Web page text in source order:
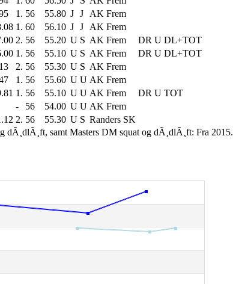
1. 56 55.80 J J
AK Frem
1. 60 56.10 J J
AK Frem
2. 56 55.20 U S AK Frem
DR U DL+TOT
1. 56 55.10 U S AK Frem
DR U DL+TOT
2. 56 55.30 U S AK Frem
1. 56 55.60 U U AK Frem
1. 56 55.10 U U AK Frem
DR U TOT
- 56 54.00 U U AK Frem
2. 56 55.30 U S Randers SK
dÃ¸dlÃ¸ft, samt Masters DM squat og dÃ¸dlÃ¸ft: Fra 2015.